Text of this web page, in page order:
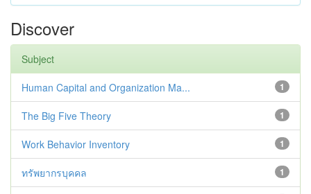
Discover
Subject
1
Human Capital and Organization Ma...
1
The Big Five Theory
1
Work Behavior Inventory
1
ทรัพยากรบุคคล